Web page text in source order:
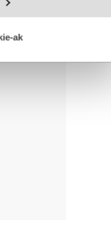
eta zerbitzuak
irakurri
ak